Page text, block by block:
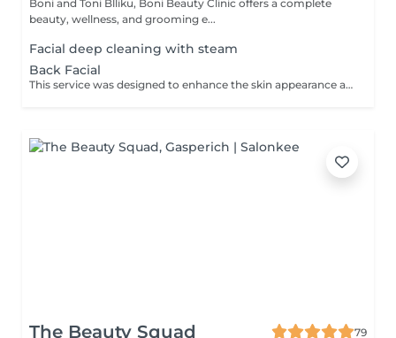
Boni and Toni Blliku, Boni Beauty Clinic offers a complete
beauty, wellness, and grooming e...
Facial deep cleaning with steam
Back Facial
This service was designed to enhance the skin appearance and focus on any skin concerns that you may have. We start the service with the steam and hot towels cleansing.We follow with a double cleanse to remove all dirt and oil, exfoliation to help remove dead skin build up, extractions as needed, high frequency to kill acne causing bacteria, LED therapy that is customized for your specific skin concerns, a stress releasing back massage with a bacteria balancing mask is also included. We end each service with a toner, serum and moisturizer.
The Beauty Squad 79